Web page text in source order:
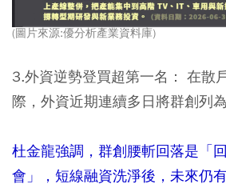
(圖片來源:優分析產業資料庫)
3.外資逆勢登買超第一名： 在散
際，外資近期連續多日將群創列
杜金龍強調，群創腰斬回落是「
會」，短線融資洗淨後，未來仍